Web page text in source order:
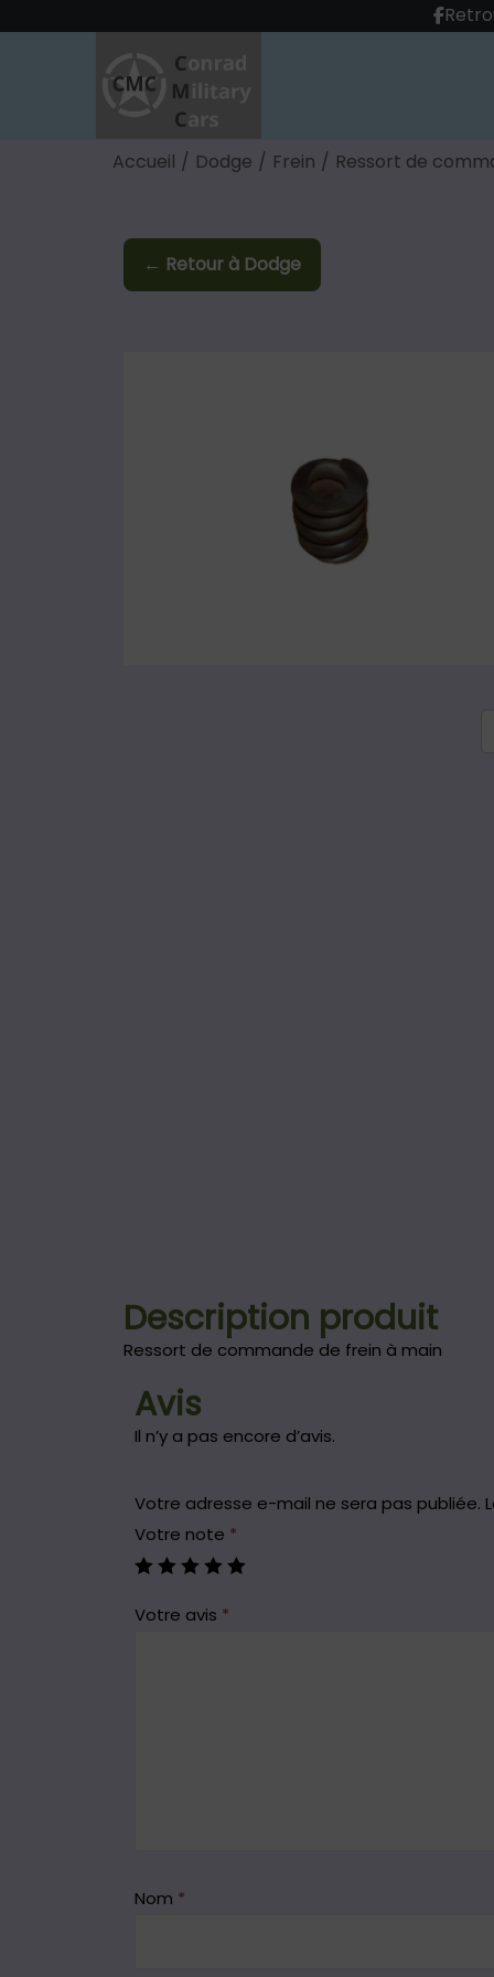
Accueil / Dodge / Frein / Ressort de
← Retour à Dodge
Description produit
Ressort de commande de frein à main
Avis
Il n’y a pas encore d’avis.
Votre adresse e-mail ne sera pas publiée.
Votre note *
Votre avis *
Nom *